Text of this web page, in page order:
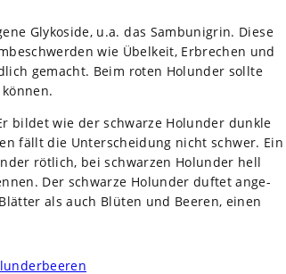
Gly­ko­side, u.a. das Sam­bu­nig­rin. Diese
wie Übel­keit, Erbre­chen und
gemacht. Beim roten Holun­der sollte
bil­det wie der schwarze Holun­der dunkle
fällt die Unter­schei­dung nicht schwer. Ein
röt­lich, bei schwar­zen Holun­der hell
Der schwarze Holun­der duf­tet ange­
als auch Blü­ten und Bee­ren, einen